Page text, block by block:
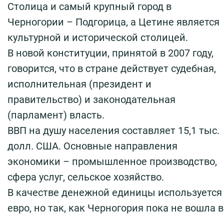
Столица и самый крупный город в
Черногории – Подгорица, а Цетине является
культурной и исторической столицей.
В новой конституции, принятой в 2007 году,
говорится, что в стране действует судебная,
исполнительная (президент и
правительство) и законодательная
(парламент) власть.
ВВП на душу населения составляет 15,1 тыс.
долл. США. Основные направления
экономики – промышленное производство,
сфера услуг, сельское хозяйство.
В качестве денежной единицы используется
евро, но так, как Черногория пока не вошла в